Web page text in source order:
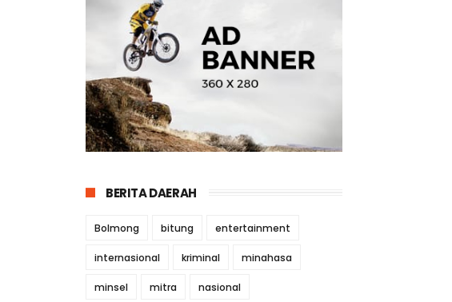
BERITA DAERAH
Bolmong bitung entertainment
internasional kriminal minahasa
minsel mitra nasional